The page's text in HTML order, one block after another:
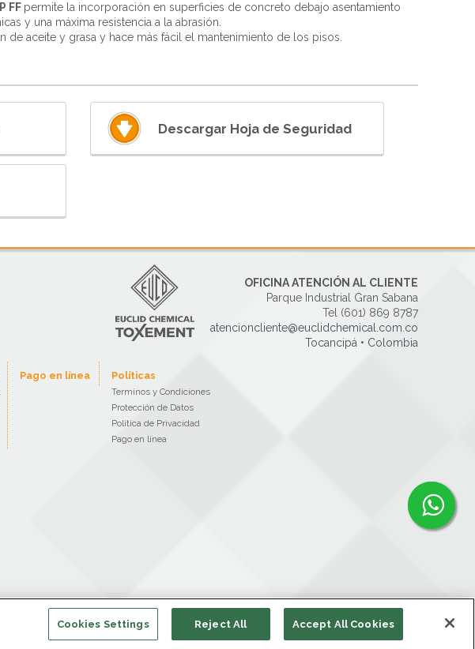
FF permite la incorporación en superficies de concreto debajo asentamiento
y una máxima resistencia a la abrasión.
de aceite y grasa y hace más fácil el mantenimiento de los pisos.
Descargar Hoja de Seguridad
OFICINA ATENCIÓN AL CLIENTE
Parque Industrial Gran Sabana
Tel (601) 869 8787
atencioncliente@euclidchemical.com.co
Tocancipá • Colombia
Pago en línea Políticas
Terminos y Condiciones
Protección de Datos
Política de Privacidad
Pago en línea
Euclid Chemical Toxement • 2026
Cookies Settings Reject All Accept All Cookies